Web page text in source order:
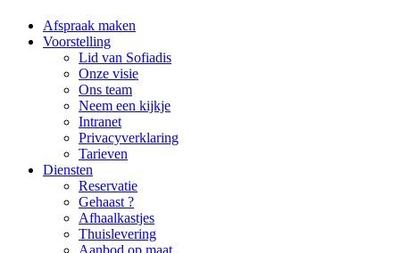
Afspraak maken
Voorstelling
Lid van Sofiadis
Onze visie
Ons team
Neem een kijkje
Intranet
Privacyverklaring
Tarieven
Diensten
Reservatie
Gehaast ?
Afhaalkastjes
Thuislevering
Aanbod op maat